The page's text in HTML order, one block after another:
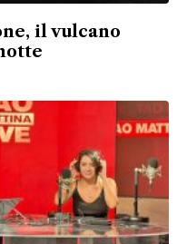
il vulcano